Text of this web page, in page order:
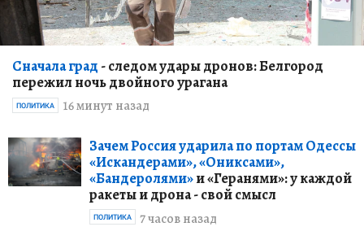
Сначала град - следом удары дронов: Белгород
пережил ночь двойного урагана
16 минут назад
ПОЛИТИКА
Зачем Россия ударила по портам Одессы
«Искандерами», «Ониксами»,
«Бандеролями»и «Геранями»: у каждой
ракеты и дрона - свой смысл
7 часов назад
ПОЛИТИКА